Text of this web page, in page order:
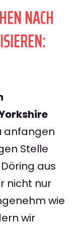
NACH
anfangen
Stelle
aus
nicht nur
wie
wir